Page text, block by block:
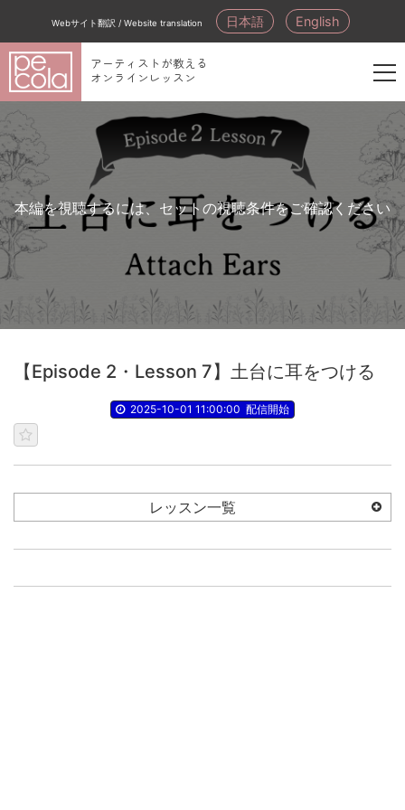
Webサイト翻訳 / Website translation 日本語 English
アーティストが教える
オンラインレッスン
新
規
会
員
登
録
本編を視聴するには、セットの視聴条件をご確認ください
【Episode 2・Lesson 7】土台に耳をつける
2025-10-01 11:00:00 配信開始
レッスン一覧